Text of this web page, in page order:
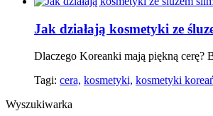
Jak działają kosmetyki ze
Dlaczego Koreanki mają piękną cerę?
Tagi: cera, kosmetyki, kosmetyki
Wyszukiwarka